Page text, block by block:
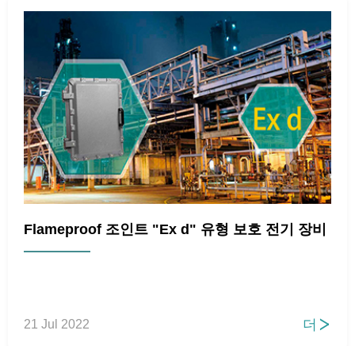
Flameproof 조인트 "Ex d" 유형 보호 전기 장비
21 Jul 2022 더 